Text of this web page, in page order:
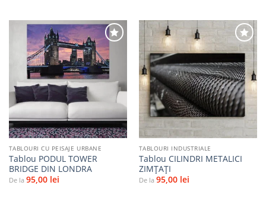
Adaugă
la
favorite
TABLOURI CU PEISAJE URBANE
Tablou PODUL TOWER
BRIDGE DIN LONDRA
De la 95,00 lei
Adaugă
la
favorite
TABLOURI INDUSTRIALE
Tablou CILINDRI METALICI
ZIMȚAȚI
De la 95,00 lei